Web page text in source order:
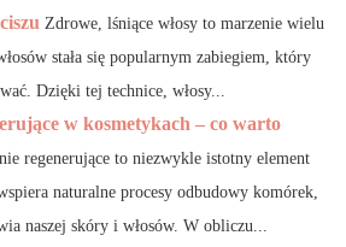
Zdrowe, lśniące włosy to marzenie wielu
stała się popularnym zabiegiem, który
Dzięki tej technice, włosy...
w kosmetykach – co warto
regenerujące to niezwykle istotny element
naturalne procesy odbudowy komórek,
naszej skóry i włosów. W obliczu...